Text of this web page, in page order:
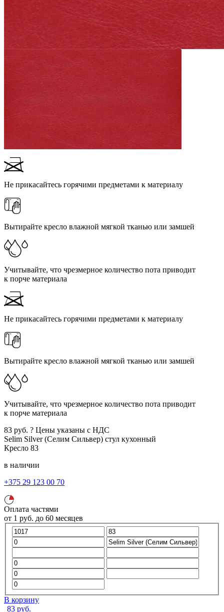
Не прикасайтесь горячими предметами к материалу
Вытирайте кресло влажной мягкой тканью или замшей
Учитывайте, что чрезмерное количество пота приводит
к порче материала
Не прикасайтесь горячими предметами к материалу
Вытирайте кресло влажной мягкой тканью или замшей
Учитывайте, что чрезмерное количество пота приводит
к порче материала
83 руб. ? Цены указаны с НДС
Selim Silver (Селим Сильвер) стул кухонный
Кресло 83
в наличии
+375 29 123 00 70
Оплата частями
от 1 руб. до 60 месяцев
В корзину
83 руб.